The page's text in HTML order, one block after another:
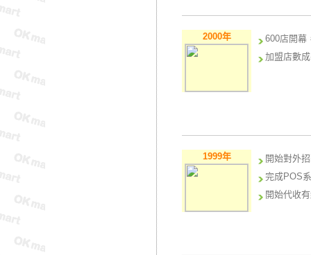
2000年
600店開幕
加盟店數
1999年
開始對外
完成POS
開始代收